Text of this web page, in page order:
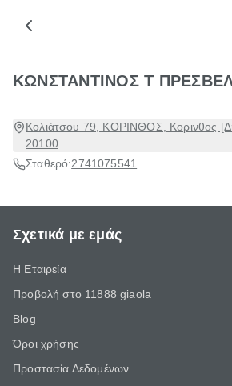
ΚΩΝΣΤΑΝΤΙΝΟΣ Τ
Κολιάτσου 79, ΚΟΡΙΝΘΟΣ, Κορινθος
20100
Σταθερό:2741075541
Σχετικά με εμάς
Η Εταιρεία
Προβολή στο 11888 giaola
Blog
Όροι χρήσης
Προστασία Δεδομένων